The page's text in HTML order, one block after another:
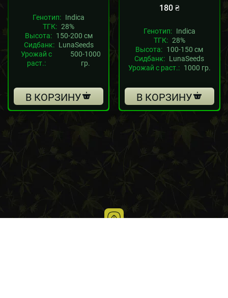
Генотип: Indica
ТГК: 28%
Высота: 150-200 см
Сидбанк: LunaSeeds
Урожай с
раст.:
500-1000
гр.
В КОРЗИНУ
180 ₴
Генотип: Indica
ТГК: 28%
Высота: 100-150 см
Сидбанк: LunaSeeds
Урожай с раст.: 1000 гр.
В КОРЗИНУ